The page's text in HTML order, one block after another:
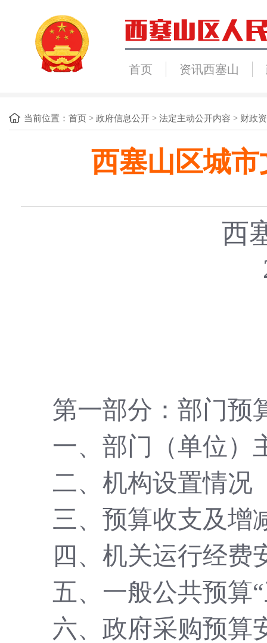
首页 资讯西塞山
当前位置： 首页 > 政府信息公开 > 法定主动公开内容 > 财政
西塞山区城
西
第一部分：部门预
一、部门（单位）
二、机构设置情况
三、预算收支及增
四、机关运行经费
五、一般公共预算
六、政府采购预算